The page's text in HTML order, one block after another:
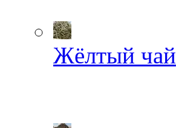
Жёлтый чай